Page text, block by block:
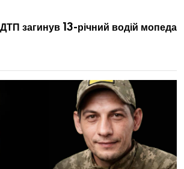
загинув 13-річний водій мопеда